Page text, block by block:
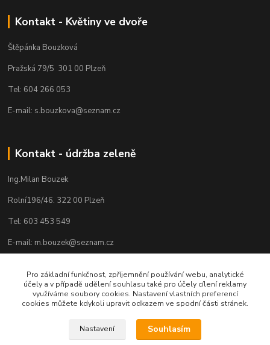
Kontakt - Květiny ve dvoře
Štěpánka Bouzková
Pražská 79/5 301 00 Plzeň
Tel: 604 266 053
E-mail: s.bouzkova@seznam.cz
Kontakt - údržba zeleně
Ing.Milan Bouzek
Rolní196/46. 322 00 Plzeň
Tel: 603 453 549
E-mail: m.bouzek@seznam.cz
Pro základní funkčnost, zpříjemnění používání webu, analytické
účely a v případě udělení souhlasu také pro účely cílení reklamy
využíváme soubory cookies. Nastavení vlastních preferencí
cookies můžete kdykoli upravit odkazem ve spodní části stránek.
Nastavení Souhlasím